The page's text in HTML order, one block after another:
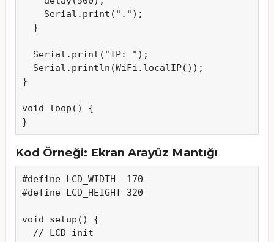
}
void loop() {
}
Kod Örneği: Ekran Arayüz Mantığı
#define LCD_WIDTH  170
#define LCD_HEIGHT 320
void setup() {